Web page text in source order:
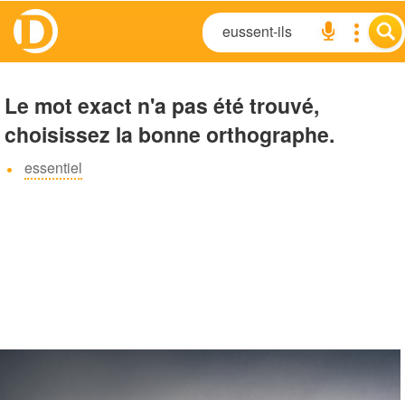
Le mot exact n'a pas été trouvé,
choisissez la bonne orthographe.
essentiel